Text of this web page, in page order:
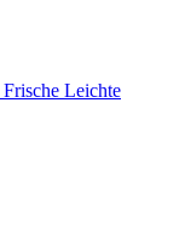
Frische Leichte